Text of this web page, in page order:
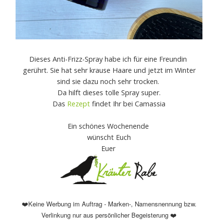
Dieses Anti-Frizz-Spray habe ich für eine Freundin
gerührt. Sie hat sehr krause Haare und jetzt im Winter
sind sie dazu noch sehr trocken.
Da hilft dieses tolle Spray super.
Das Rezept findet Ihr bei Camassia
Ein schönes Wochenende
wünscht Euch
Euer
❤️Keine Werbung im Auftrag - Marken-, Namensnennung bzw.
Verlinkung nur aus persönlicher Begeisterung ❤️